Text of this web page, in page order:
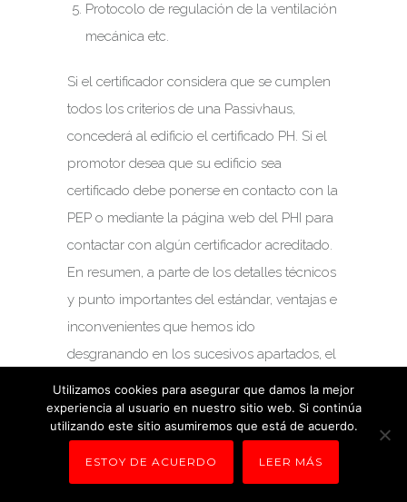
Protocolo de regulación de la ventilación
mecánica etc.
Si el certificador considera que se cumplen
todos los criterios de una Passivhaus,
concederá al edificio el certificado PH. Si el
promotor desea que su edificio sea
certificado debe ponerse en contacto con la
PEP o mediante la página web del PHI para
contactar con algún certificador acreditado.
En resumen, a parte de los detalles técnicos
y punto importantes del estándar, ventajas e
inconvenientes que hemos ido
desgranando en los sucesivos apartados, el
Passivhaus Institut ha sabido ver la
necesidad de garantizar la calidad de cada
proyecto realizado, puesto que ello lleva a
su buena reputación y a su replicación en
Utilizamos cookies para asegurar que damos la mejor
experiencia al usuario en nuestro sitio web. Si continúa
utilizando este sitio asumiremos que está de acuerdo.
ESTOY DE ACUERDO LEER MÁS